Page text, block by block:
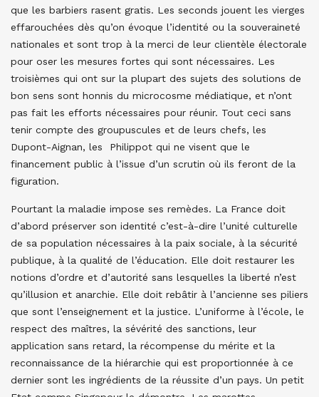
que les barbiers rasent gratis. Les seconds jouent les vierges
effarouchées dès qu’on évoque l’identité ou la souveraineté
nationales et sont trop à la merci de leur clientèle électorale
pour oser les mesures fortes qui sont nécessaires. Les
troisièmes qui ont sur la plupart des sujets des solutions de
bon sens sont honnis du microcosme médiatique, et n’ont
pas fait les efforts nécessaires pour réunir. Tout ceci sans
tenir compte des groupuscules et de leurs chefs, les
Dupont-Aignan, les Philippot qui ne visent que le
financement public à l’issue d’un scrutin où ils feront de la
figuration.
Pourtant la maladie impose ses remèdes. La France doit
d’abord préserver son identité c’est-à-dire l’unité culturelle
de sa population nécessaires à la paix sociale, à la sécurité
publique, à la qualité de l’éducation. Elle doit restaurer les
notions d’ordre et d’autorité sans lesquelles la liberté n’est
qu’illusion et anarchie. Elle doit rebâtir à l’ancienne ses piliers
que sont l’enseignement et la justice. L’uniforme à l’école, le
respect des maîtres, la sévérité des sanctions, leur
application sans retard, la récompense du mérite et la
reconnaissance de la hiérarchie qui est proportionnée à ce
dernier sont les ingrédients de la réussite d’un pays. Un petit